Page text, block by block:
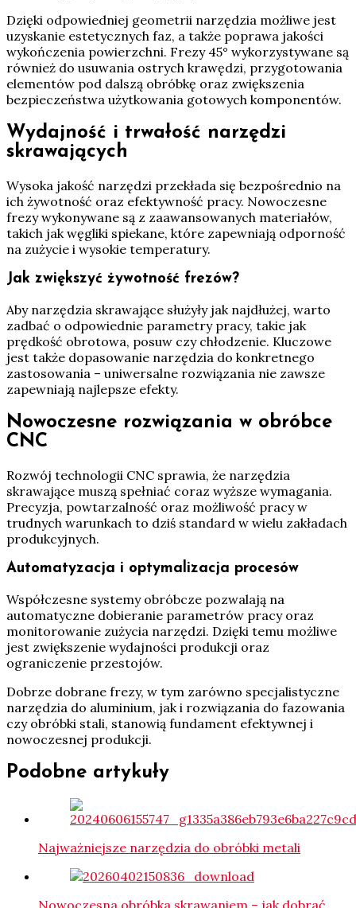
Dzięki odpowiedniej geometrii narzędzia możliwe jest
uzyskanie estetycznych faz, a także poprawa jakości
wykończenia powierzchni. Frezy 45° wykorzystywane są
również do usuwania ostrych krawędzi, przygotowania
elementów pod dalszą obróbkę oraz zwiększenia
bezpieczeństwa użytkowania gotowych komponentów.
Wydajność i trwałość narzędzi
skrawających
Wysoka jakość narzędzi przekłada się bezpośrednio na
ich żywotność oraz efektywność pracy. Nowoczesne
frezy wykonywane są z zaawansowanych materiałów,
takich jak węgliki spiekane, które zapewniają odporność
na zużycie i wysokie temperatury.
Jak zwiększyć żywotność frezów?
Aby narzędzia skrawające służyły jak najdłużej, warto
zadbać o odpowiednie parametry pracy, takie jak
prędkość obrotowa, posuw czy chłodzenie. Kluczowe
jest także dopasowanie narzędzia do konkretnego
zastosowania – uniwersalne rozwiązania nie zawsze
zapewniają najlepsze efekty.
Nowoczesne rozwiązania w obróbce
CNC
Rozwój technologii CNC sprawia, że narzędzia
skrawające muszą spełniać coraz wyższe wymagania.
Precyzja, powtarzalność oraz możliwość pracy w
trudnych warunkach to dziś standard w wielu zakładach
produkcyjnych.
Automatyzacja i optymalizacja procesów
Współczesne systemy obróbcze pozwalają na
automatyczne dobieranie parametrów pracy oraz
monitorowanie zużycia narzędzi. Dzięki temu możliwe
jest zwiększenie wydajności produkcji oraz
ograniczenie przestojów.
Dobrze dobrane frezy, w tym zarówno specjalistyczne
narzędzia do aluminium, jak i rozwiązania do fazowania
czy obróbki stali, stanowią fundament efektywnej i
nowoczesnej produkcji.
Podobne artykuły
Najważniejsze narzędzia do obróbki metali
Nowoczesna obróbka skrawaniem – jak dobrać…